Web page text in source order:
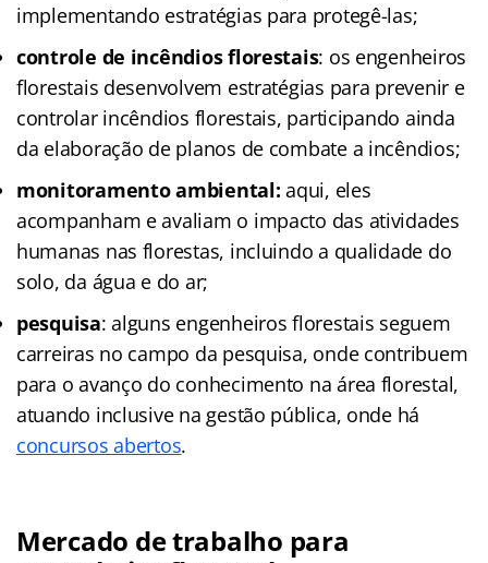
implementando estratégias para protegê-las;
controle de incêndios florestais: os engenheiros
florestais desenvolvem estratégias para prevenir e
controlar incêndios florestais, participando ainda
da elaboração de planos de combate a incêndios;
monitoramento ambiental: aqui, eles
acompanham e avaliam o impacto das atividades
humanas nas florestas, incluindo a qualidade do
solo, da água e do ar;
pesquisa: alguns engenheiros florestais seguem
carreiras no campo da pesquisa, onde contribuem
para o avanço do conhecimento na área florestal,
atuando inclusive na gestão pública, onde há
concursos abertos.
Mercado de trabalho para